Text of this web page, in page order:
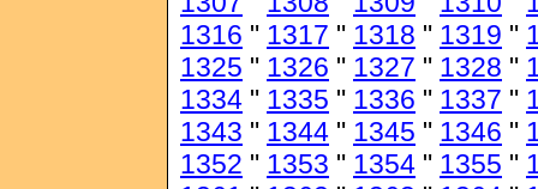
1316 " 1317 " 1318 " 1319 "
1325 " 1326 " 1327 " 1328 "
1334 " 1335 " 1336 " 1337 "
1343 " 1344 " 1345 " 1346 "
1352 " 1353 " 1354 " 1355 "